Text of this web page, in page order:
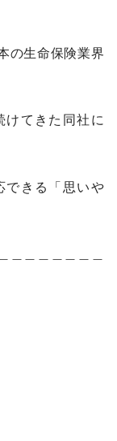
の生命保険業界
けてきた同社に
できる「思いや